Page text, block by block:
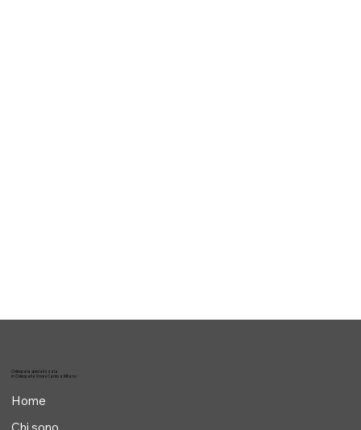
Osteopata specializzata
in Osteopatia Voce e Canto a Milano
Home
Chi sono